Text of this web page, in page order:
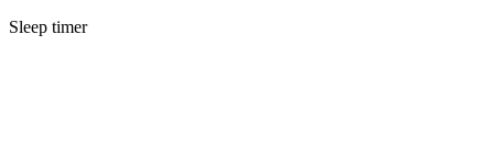
Sleep timer